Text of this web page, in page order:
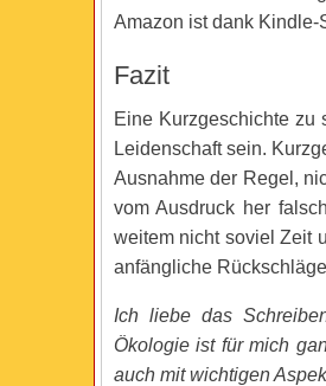
Amazon ist dank Kindle-
Fazit
Eine Kurzgeschichte zu
Leidenschaft sein.
Ausnahme der Regel,
vom Ausdruck her
weitem nicht soviel Zeit
anfängliche
Ich liebe das
Ökologie ist für mich
auch mit wichtigen